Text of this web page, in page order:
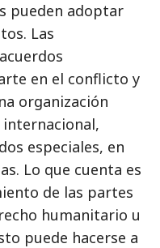
pueden adoptar
Las
en el conflicto y
organización
especiales, en
Lo que cuenta es
de las partes
humanitario u
puede hacerse a